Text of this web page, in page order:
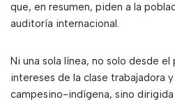
que, en resumen, piden a la
auditoría internacional.
Ni una sola línea, no solo desde
intereses de la clase trabajadora
campesino-indígena, sino